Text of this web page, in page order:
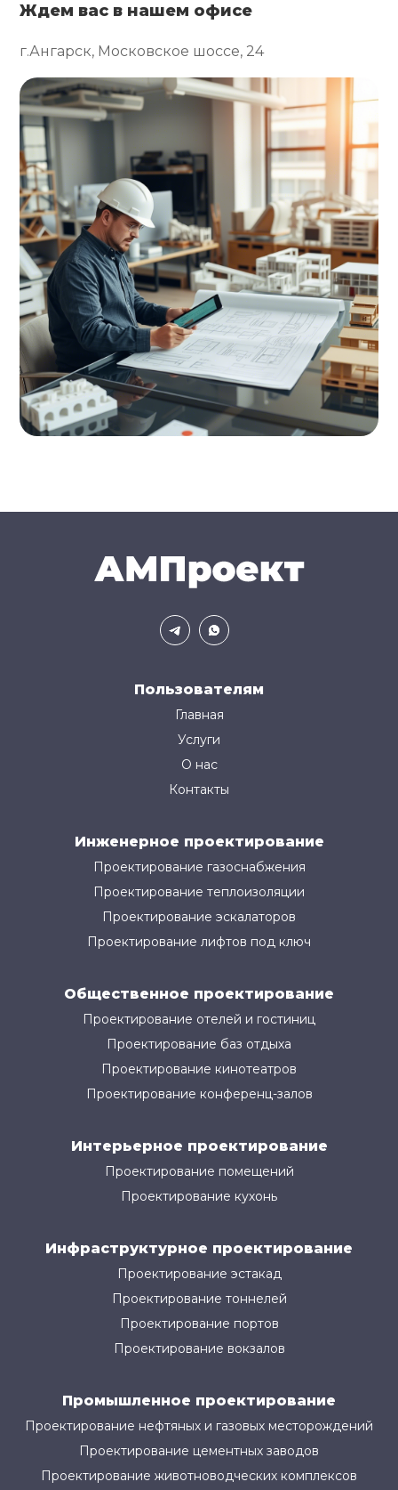
Ждем вас в нашем офисе
г.Ангарск, Московское шоссе, 24
Пользователям
Главная
Услуги
О нас
Контакты
Инженерное проектирование
Проектирование газоснабжения
Проектирование теплоизоляции
Проектирование эскалаторов
Проектирование лифтов под ключ
Общественное проектирование
Проектирование отелей и гостиниц
Проектирование баз отдыха
Проектирование кинотеатров
Проектирование конференц-залов
Интерьерное проектирование
Проектирование помещений
Проектирование кухонь
Инфраструктурное проектирование
Проектирование эстакад
Проектирование тоннелей
Проектирование портов
Проектирование вокзалов
Промышленное проектирование
Проектирование нефтяных и газовых месторождений
Проектирование цементных заводов
Проектирование животноводческих комплексов